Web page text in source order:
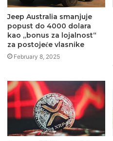
Jeep Australia smanjuje
popust do 4000 dolara
kao „bonus za lojalnost“
za postojeće vlasnike
February 8, 2025